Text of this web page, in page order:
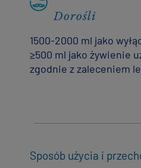
Dorośli
1500-2000 ml jako
≥500 ml jako żywienie
zgodnie z zaleceniem
Sposób użycia i